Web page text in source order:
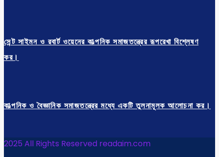
সেন্ট সাইমন ও রবার্ট ওয়েনের কাল্পনিক সমাজতন্ত্রের রূপরেখা বিশ্লেষণ
কর।
কাল্পনিক ও বৈজ্ঞানিক সমাজতন্ত্রের মধ্যে একটি তুলনামূলক আলোচনা কর।
2025 All Rights Reserved readaim.com